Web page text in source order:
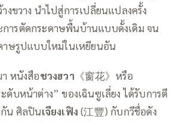
งขวาง นำไปสู่การเปลี่ยนแปลงครั้ง
ารตัดกระดาษพื้นบ้านแบบดั้งเดิม จน
าษรูปแบบใหม่ในเหยียนอัน
า หนังสือชวงฮวา 《窗花》หรือ
ดับหน้าต่าง” ของเฉินซูเลี่ยง ได้รับการตี
น ศิลปินเจียงเฟิง (江豐) กับกวีชื่อดัง